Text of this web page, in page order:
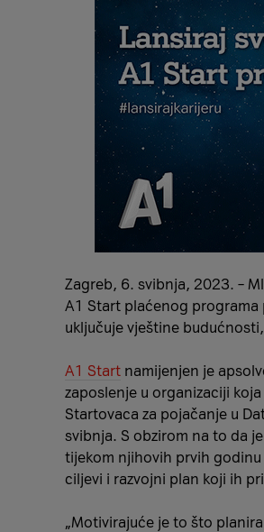
Zagreb, 6. svibnja, 2023. –
A1 Start plaćenog
uključuje vještine
A1 Start namijenjen je
zaposlenje u organizaciji
Startovaca za pojačanje u
svibnja. S obzirom na to da
tijekom njihovih prvih
ciljevi i razvojni plan koji ih
„Motivirajuće je to što